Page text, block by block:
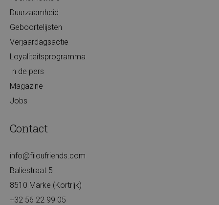
Duurzaamheid
Geboortelijsten
Verjaardagsactie
Loyaliteitsprogramma
In de pers
Magazine
Jobs
Contact
info@filoufriends.com
Baliestraat 5
8510 Marke (Kortrijk)
+32 56 22 99 05